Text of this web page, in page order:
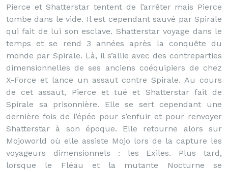
Pierce et Shatterstar tentent de l’arrêter mais Pierce
tombe dans le vide. Il est cependant sauvé par Spirale
qui fait de lui son esclave. Shatterstar voyage dans le
temps et se rend 3 années après la conquête du
monde par Spirale. Là, il s’allie avec des contreparties
dimensionnelles de ses anciens coéquipiers de chez
X-Force et lance un assaut contre Spirale. Au cours
de cet assaut, Pierce et tué et Shatterstar fait de
Spirale sa prisonnière. Elle se sert cependant une
dernière fois de l’épée pour s’enfuir et pour renvoyer
Shatterstar à son époque. Elle retourne alors sur
Mojoworld où elle assiste Mojo lors de la capture les
voyageurs dimensionnels : les Exiles. Plus tard,
lorsque le Fléau et la mutante Nocturne se